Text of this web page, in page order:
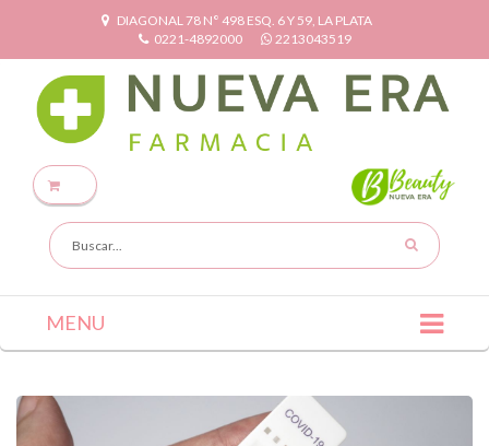
DIAGONAL 78 N° 498 ESQ. 6 Y 59, LA PLATA
0221-4892000
2213043519
MENU